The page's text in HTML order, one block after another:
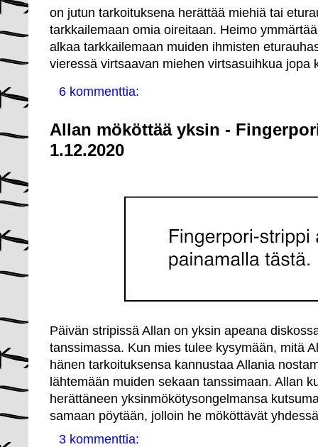
on jutun tarkoituksena herättää miehiä tai
tarkkailemaan omia oireitaan. Heimo
alkaa tarkkailemaan muiden ihmisten
vieressä virtsaavan miehen virtsasuihkua jopa
6 kommenttia:
Allan mököttää yksin -
1.12.2020
Päivän stripissä Allan on yksin apeana
tanssimassa. Kun mies tulee kysymään, mitä
hänen tarkoituksensa kannustaa Allania
lähtemään muiden sekaan tanssimaan. Allan
herättäneen yksinmökötysongelmansa
samaan pöytään, jolloin he mököttävät
3 kommenttia: